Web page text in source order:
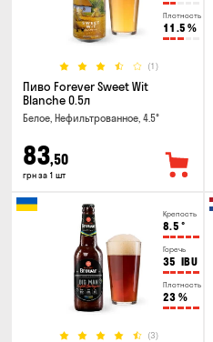
Плотность
11.5 %
(1)
Пиво Forever Sweet Wit
Blanche 0.5л
Белое, Нефильтрованное, 4.5°
83,50
грн за 1 шт
Крепость
8.5 °
Горечь
35 IBU
Плотность
23 %
(3)